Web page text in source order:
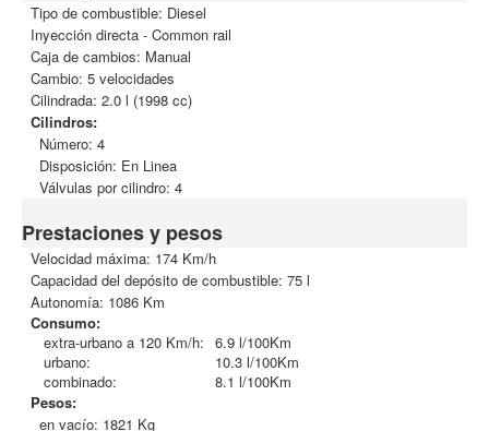
Tipo de combustible: Diesel
Inyección directa - Common rail
Caja de cambios: Manual
Cambio: 5 velocidades
Cilindrada: 2.0 l (1998 cc)
Cilindros:
Número: 4
Disposición: En Linea
Válvulas por cilindro: 4
Prestaciones y pesos
Velocidad máxima: 174 Km/h
Capacidad del depósito de combustible: 75 l
Autonomía: 1086 Km
Consumo:
extra-urbano a 120 Km/h: 6.9 l/100Km
urbano:
10.3 l/100Km
combinado:
8.1 l/100Km
Pesos:
en vacío: 1821 Kg